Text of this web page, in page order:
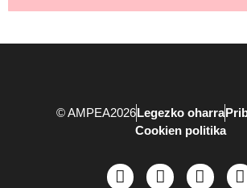
© AMPEA2026Legezko oharra
Cookien politika